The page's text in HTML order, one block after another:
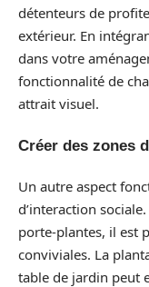
détenteurs de
extérieur. En
dans votre
fonctionnalité de
attrait visuel.
Créer des zones
Un autre aspect
d’interaction
porte-plantes, il est
conviviales. La
table de jardin peut